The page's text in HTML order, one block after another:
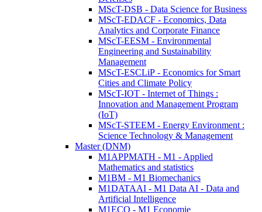
MScT-DSB - Data Science for Business
MScT-EDACF - Economics, Data
Analytics and Corporate Finance
MScT-EESM - Environmental
Engineering and Sustainability
Management
MScT-ESCLiP - Economics for Smart
Cities and Climate Policy
MScT-IOT - Internet of Things :
Innovation and Management Program
(IoT)
MScT-STEEM - Energy Environment :
Science Technology & Management
Master (DNM)
M1APPMATH - M1 - Applied
Mathematics and statistics
M1BM - M1 Biomechanics
M1DATAAI - M1 Data AI - Data and
Artificial Intelligence
M1ECO - M1 Economie